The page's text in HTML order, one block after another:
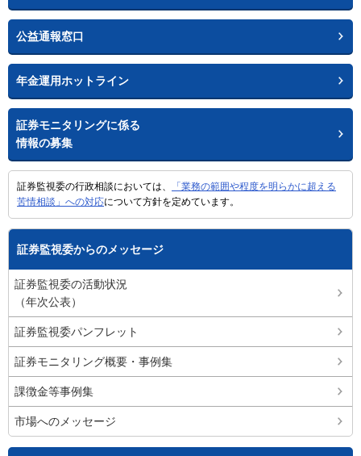
公益通報窓口
年金運用ホットライン
証券モニタリングに係る
情報の募集
証券監視委の行政相談においては、
「業務の範囲や程度を明らかに超える
苦情相談」への対応について方針を定めています。
証券監視委からのメッセージ
証券監視委の活動状況
（年次公表）
証券監視委パンフレット
証券モニタリング概要・事例集
課徴金等事例集
市場へのメッセージ